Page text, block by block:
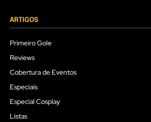
ARTIGOS
Primeiro Gole
Reviews
Cobertura de Eventos
Especiais
Especial Cosplay
Listas